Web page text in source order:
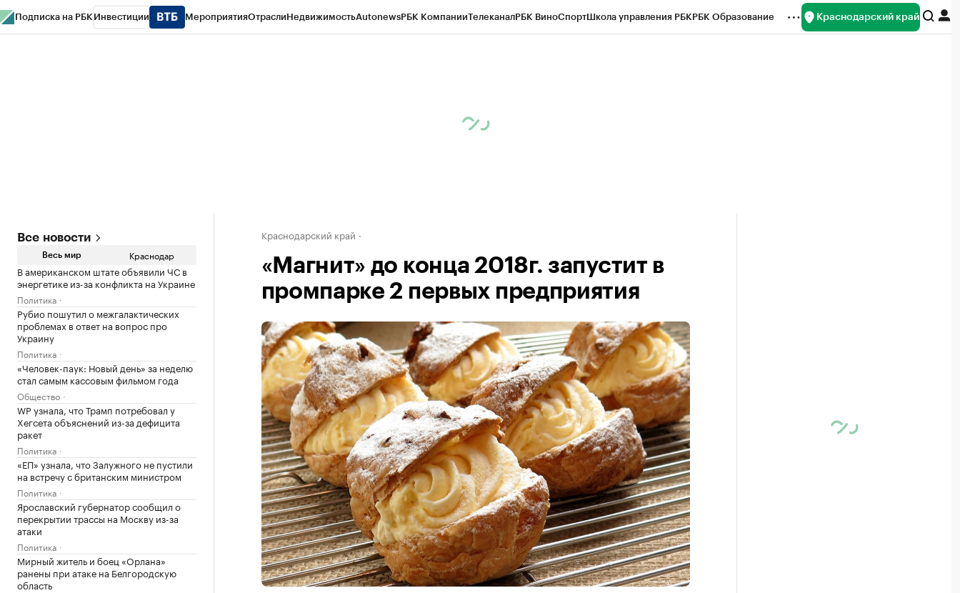
Подписка на РБК Инвестиции МероприятияОтраслиНедвижимостьAutonewsРБК КомпанииТелеканалРБК ВиноСпортШкола управления РБКРБК Образование Краснодарский край
Все новости
Весь мир Краснодар
В американском штате объявили ЧС в
энергетике из-за конфликта на Украине
Политика
Рубио пошутил о межгалактических
проблемах в ответ на вопрос про
Украину
Политика
«Человек-паук: Новый день» за неделю
стал самым кассовым фильмом года
Общество
WP узнала, что Трамп потребовал у
Хегсета объяснений из-за дефицита
ракет
Политика
«ЕП» узнала, что Залужного не пустили
на встречу с британским министром
Политика
Ярославский губернатор сообщил о
перекрытии трассы на Москву из-за
атаки
Политика
Мирный житель и боец «Орлана»
ранены при атаке на Белгородскую
область
Краснодарский край
«Магнит» до конца 2018г. запустит в
промпарке 2 первых предприятия